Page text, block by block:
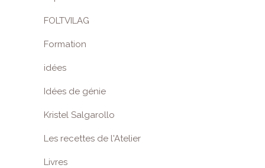
FOLTVILAG
Formation
idées
Idées de génie
Kristel Salgarollo
Les recettes de l'Atelier
Livres